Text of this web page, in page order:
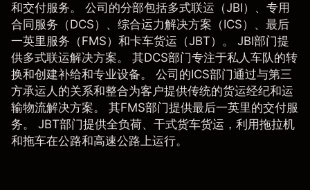
和交付服务。 公司的分部包括多式联运（JBI）、专用
合同服务（DCS）、综合运力解决方案（ICS）、最后
一英里服务（FMS）和卡车货运（JBT）。 JBI部门提
供多式联运解决方案。 其DCS部门专注于私人车队的转
换和创建补给和专业设备。 公司的ICS部门通过与第三
方承运人的关系和整合为客户提供传统的货运经纪和运
输物流解决方案。 其FMS部门提供最后一英里的交付服
务。 JBT部门提供全负荷、干式货车货运，利用拖拉机
和拖车在公路和高速公路上运行。